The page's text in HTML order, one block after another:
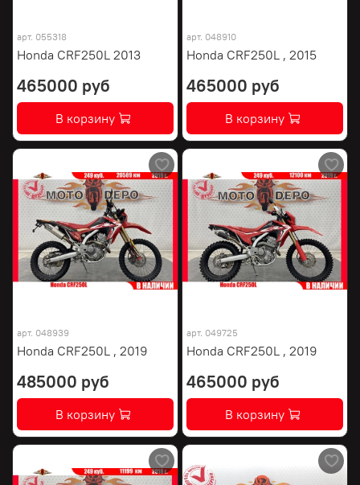
арт. 055318
Honda CRF250L 2013
465000 руб
В корзину
арт. 048910
Honda CRF250L , 2015
465000 руб
В корзину
арт. 048939
Honda CRF250L , 2019
485000 руб
В корзину
арт. 049725
Honda CRF250L , 2019
465000 руб
В корзину